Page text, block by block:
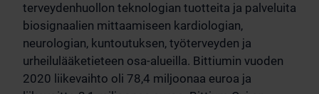
terveydenhuollon teknologian tuotteita ja palveluita
biosignaalien mittaamiseen kardiologian,
neurologian, kuntoutuksen, työterveyden ja
urheilulääketieteen osa-alueilla. Bittiumin vuoden
2020 liikevaihto oli 78,4 miljoonaa euroa ja